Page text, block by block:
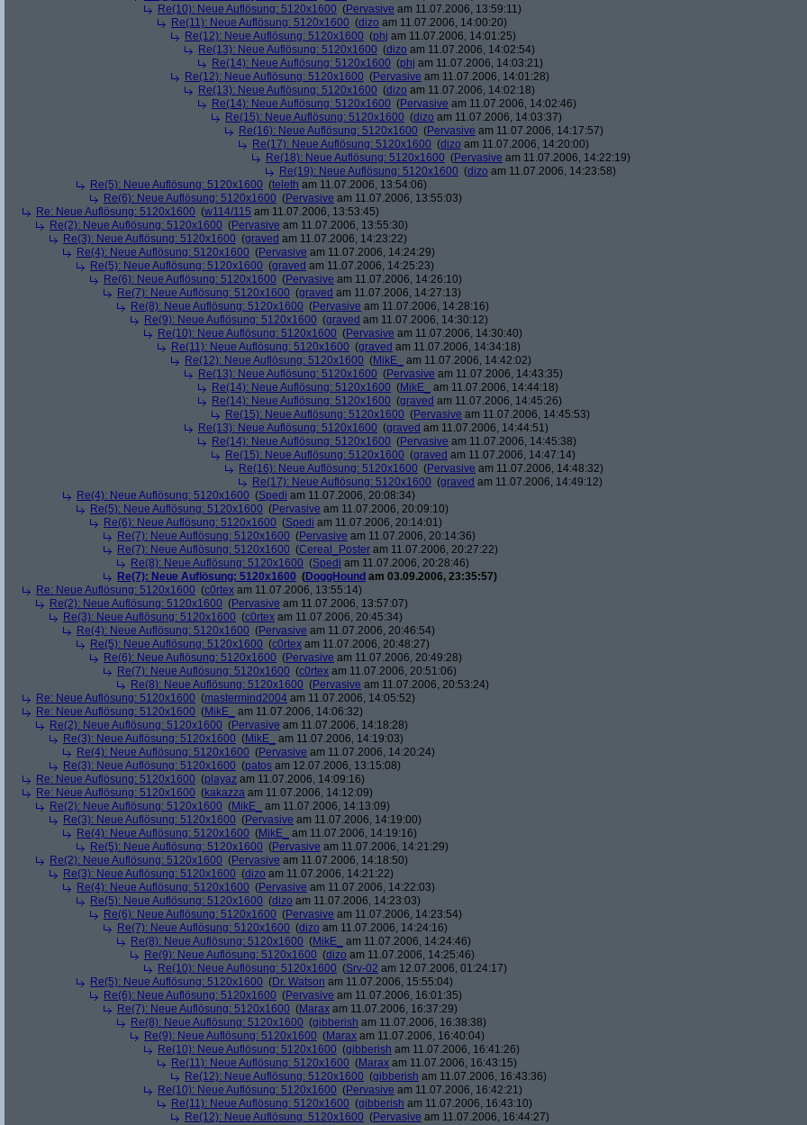
Re(10): Neue Auflösung: 5120x1600 (Pervasive am 11.07.2006, 13:59:11)
Re(11): Neue Auflösung: 5120x1600 (dizo am 11.07.2006, 14:00:20)
Re(12): Neue Auflösung: 5120x1600 (phj am 11.07.2006, 14:01:25)
Re(13): Neue Auflösung: 5120x1600 (dizo am 11.07.2006, 14:02:54)
Re(14): Neue Auflösung: 5120x1600 (phj am 11.07.2006, 14:03:21)
Re(12): Neue Auflösung: 5120x1600 (Pervasive am 11.07.2006, 14:01:28)
Re(13): Neue Auflösung: 5120x1600 (dizo am 11.07.2006, 14:02:18)
Re(14): Neue Auflösung: 5120x1600 (Pervasive am 11.07.2006, 14:02:46)
Re(15): Neue Auflösung: 5120x1600 (dizo am 11.07.2006, 14:03:37)
Re(16): Neue Auflösung: 5120x1600 (Pervasive am 11.07.2006, 14:17:57)
Re(17): Neue Auflösung: 5120x1600 (dizo am 11.07.2006, 14:20:00)
Re(18): Neue Auflösung: 5120x1600 (Pervasive am 11.07.2006, 14:22:19)
Re(19): Neue Auflösung: 5120x1600 (dizo am 11.07.2006, 14:23:58)
Re(5): Neue Auflösung: 5120x1600 (teleth am 11.07.2006, 13:54:06)
Re(6): Neue Auflösung: 5120x1600 (Pervasive am 11.07.2006, 13:55:03)
Re: Neue Auflösung: 5120x1600 (w114/115 am 11.07.2006, 13:53:45)
Re(2): Neue Auflösung: 5120x1600 (Pervasive am 11.07.2006, 13:55:30)
Re(3): Neue Auflösung: 5120x1600 (graved am 11.07.2006, 14:23:22)
Re(4): Neue Auflösung: 5120x1600 (Pervasive am 11.07.2006, 14:24:29)
Re(5): Neue Auflösung: 5120x1600 (graved am 11.07.2006, 14:25:23)
Re(6): Neue Auflösung: 5120x1600 (Pervasive am 11.07.2006, 14:26:10)
Re(7): Neue Auflösung: 5120x1600 (graved am 11.07.2006, 14:27:13)
Re(8): Neue Auflösung: 5120x1600 (Pervasive am 11.07.2006, 14:28:16)
Re(9): Neue Auflösung: 5120x1600 (graved am 11.07.2006, 14:30:12)
Re(10): Neue Auflösung: 5120x1600 (Pervasive am 11.07.2006, 14:30:40)
Re(11): Neue Auflösung: 5120x1600 (graved am 11.07.2006, 14:34:18)
Re(12): Neue Auflösung: 5120x1600 (MikE_
am 11.07.2006, 14:42:02)
Re(13): Neue Auflösung: 5120x1600 (Pervasive am 11.07.2006, 14:43:35)
Re(14): Neue Auflösung: 5120x1600 (MikE_
am 11.07.2006, 14:44:18)
Re(14): Neue Auflösung: 5120x1600 (graved am 11.07.2006, 14:45:26)
Re(15): Neue Auflösung: 5120x1600 (Pervasive am 11.07.2006, 14:45:53)
Re(13): Neue Auflösung: 5120x1600 (graved am 11.07.2006, 14:44:51)
Re(14): Neue Auflösung: 5120x1600 (Pervasive am 11.07.2006, 14:45:38)
Re(15): Neue Auflösung: 5120x1600 (graved am 11.07.2006, 14:47:14)
Re(16): Neue Auflösung: 5120x1600 (Pervasive am 11.07.2006, 14:48:32)
Re(17): Neue Auflösung: 5120x1600 (graved am 11.07.2006, 14:49:12)
Re(4): Neue Auflösung: 5120x1600 (Spedi am 11.07.2006, 20:08:34)
Re(5): Neue Auflösung: 5120x1600 (Pervasive am 11.07.2006, 20:09:10)
Re(6): Neue Auflösung: 5120x1600 (Spedi am 11.07.2006, 20:14:01)
Re(7): Neue Auflösung: 5120x1600 (Pervasive am 11.07.2006, 20:14:36)
Re(7): Neue Auflösung: 5120x1600 (Cereal_Poster am 11.07.2006, 20:27:22)
Re(8): Neue Auflösung: 5120x1600 (Spedi am 11.07.2006, 20:28:46)
Re(7): Neue Auflösung: 5120x1600 (DoggHound am 03.09.2006, 23:35:57)
Re: Neue Auflösung: 5120x1600 (c0rtex am 11.07.2006, 13:55:14)
Re(2): Neue Auflösung: 5120x1600 (Pervasive am 11.07.2006, 13:57:07)
Re(3): Neue Auflösung: 5120x1600 (c0rtex am 11.07.2006, 20:45:34)
Re(4): Neue Auflösung: 5120x1600 (Pervasive am 11.07.2006, 20:46:54)
Re(5): Neue Auflösung: 5120x1600 (c0rtex am 11.07.2006, 20:48:27)
Re(6): Neue Auflösung: 5120x1600 (Pervasive am 11.07.2006, 20:49:28)
Re(7): Neue Auflösung: 5120x1600 (c0rtex am 11.07.2006, 20:51:06)
Re(8): Neue Auflösung: 5120x1600 (Pervasive am 11.07.2006, 20:53:24)
Re: Neue Auflösung: 5120x1600 (mastermind2004 am 11.07.2006, 14:05:52)
Re: Neue Auflösung: 5120x1600 (MikE_
am 11.07.2006, 14:06:32)
Re(2): Neue Auflösung: 5120x1600 (Pervasive am 11.07.2006, 14:18:28)
Re(3): Neue Auflösung: 5120x1600 (MikE_
am 11.07.2006, 14:19:03)
Re(4): Neue Auflösung: 5120x1600 (Pervasive am 11.07.2006, 14:20:24)
Re(3): Neue Auflösung: 5120x1600 (patos am 12.07.2006, 13:15:08)
Re: Neue Auflösung: 5120x1600 (playaz am 11.07.2006, 14:09:16)
Re: Neue Auflösung: 5120x1600 (kakazza am 11.07.2006, 14:12:09)
Re(2): Neue Auflösung: 5120x1600 (MikE_
am 11.07.2006, 14:13:09)
Re(3): Neue Auflösung: 5120x1600 (Pervasive am 11.07.2006, 14:19:00)
Re(4): Neue Auflösung: 5120x1600 (MikE_
am 11.07.2006, 14:19:16)
Re(5): Neue Auflösung: 5120x1600 (Pervasive am 11.07.2006, 14:21:29)
Re(2): Neue Auflösung: 5120x1600 (Pervasive am 11.07.2006, 14:18:50)
Re(3): Neue Auflösung: 5120x1600 (dizo am 11.07.2006, 14:21:22)
Re(4): Neue Auflösung: 5120x1600 (Pervasive am 11.07.2006, 14:22:03)
Re(5): Neue Auflösung: 5120x1600 (dizo am 11.07.2006, 14:23:03)
Re(6): Neue Auflösung: 5120x1600 (Pervasive am 11.07.2006, 14:23:54)
Re(7): Neue Auflösung: 5120x1600 (dizo am 11.07.2006, 14:24:16)
Re(8): Neue Auflösung: 5120x1600 (MikE_
am 11.07.2006, 14:24:46)
Re(9): Neue Auflösung: 5120x1600 (dizo am 11.07.2006, 14:25:46)
Re(10): Neue Auflösung: 5120x1600 (Srv-02 am 12.07.2006, 01:24:17)
Re(5): Neue Auflösung: 5120x1600 (Dr. Watson am 11.07.2006, 15:55:04)
Re(6): Neue Auflösung: 5120x1600 (Pervasive am 11.07.2006, 16:01:35)
Re(7): Neue Auflösung: 5120x1600 (Marax am 11.07.2006, 16:37:29)
Re(8): Neue Auflösung: 5120x1600 (gibberish am 11.07.2006, 16:38:38)
Re(9): Neue Auflösung: 5120x1600 (Marax am 11.07.2006, 16:40:04)
Re(10): Neue Auflösung: 5120x1600 (gibberish am 11.07.2006, 16:41:26)
Re(11): Neue Auflösung: 5120x1600 (Marax am 11.07.2006, 16:43:15)
Re(12): Neue Auflösung: 5120x1600 (gibberish am 11.07.2006, 16:43:36)
Re(10): Neue Auflösung: 5120x1600 (Pervasive am 11.07.2006, 16:42:21)
Re(11): Neue Auflösung: 5120x1600 (gibberish am 11.07.2006, 16:43:10)
Re(12): Neue Auflösung: 5120x1600 (Pervasive am 11.07.2006, 16:44:27)